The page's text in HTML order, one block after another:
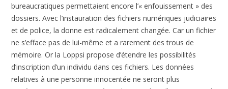
bureaucratiques permettaient encore l’« enfouissement » des
dossiers. Avec l’instauration des fichiers numériques judiciaires
et de police, la donne est radicalement changée. Car un fichier
ne s’efface pas de lui-même et a rarement des trous de
mémoire. Or la Loppsi propose d’étendre les possibilités
d’inscription d’un individu dans ces fichiers. Les données
relatives à une personne innocentée ne seront plus